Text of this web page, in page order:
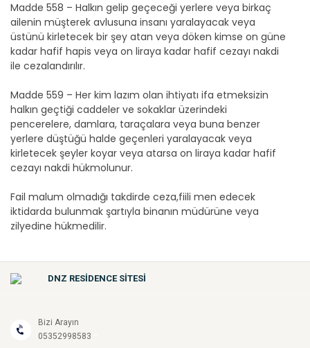
Madde 558 – Halkın gelip geçeceği yerlere veya birkaç
ailenin müşterek avlusuna insanı yaralayacak veya
üstünü kirletecek bir şey atan veya döken kimse on güne
kadar hafif hapis veya on liraya kadar hafif cezayı nakdi
ile cezalandırılır.
Madde 559 – Her kim lazım olan ihtiyatı ifa etmeksizin
halkın geçtiği caddeler ve sokaklar üzerindeki
pencerelere, damlara, taraçalara veya buna benzer
yerlere düştüğü halde geçenleri yaralayacak veya
kirletecek şeyler koyar veya atarsa on liraya kadar hafif
cezayı nakdi hükmolunur.
Fail malum olmadığı takdirde ceza,fiili men edecek
iktidarda bulunmak şartıyla binanın müdürüne veya
zilyedine hükmedilir.
DNZ RESİDENCE SİTESİ
Bizi Arayın
05352998583